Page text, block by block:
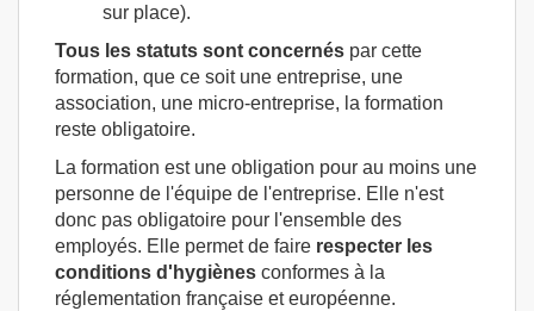
sur place).
Tous les statuts sont concernés par cette
formation, que ce soit une entreprise, une
association, une micro-entreprise, la formation
reste obligatoire.
La formation est une obligation pour au moins une
personne de l'équipe de l'entreprise. Elle n'est
donc pas obligatoire pour l'ensemble des
employés. Elle permet de faire respecter les
conditions d'hygiènes conformes à la
réglementation française et européenne.